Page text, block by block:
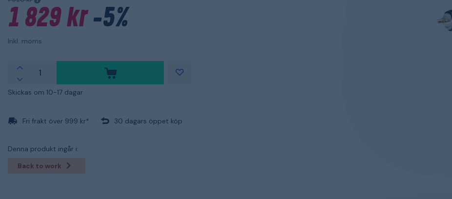
1 829 kr-5%
Inkl. moms
Skickas om 10-17 dagar
Fri frakt över 999 kr* 30 dagars öppet köp
Denna produkt ingår i:
Back to work